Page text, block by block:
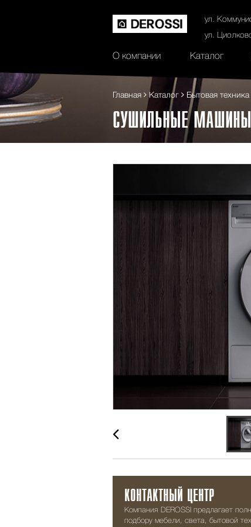
ул.
ул.
О компании
История Сертификаты
Каталог
Главная Каталог Бытовая техника
СУШИЛЬНЫЕ МАШИНЫ
КОНТАКТНЫЙ ЦЕНТР
Компания DEROSSI предлагает
подбору мебели, света, бытовой